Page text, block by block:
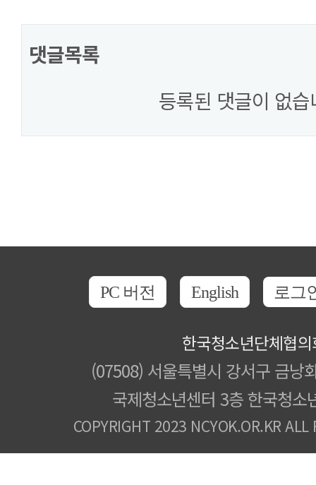
댓글목록
등록된 댓글이 없습
PC 버전 English 로그
한국청소년단체협
(07508) 서울특별시 강서구 금낭
국제청소년센터 3층 한국청소
COPYRIGHT 2023 NCYOK.OR.KR ALL